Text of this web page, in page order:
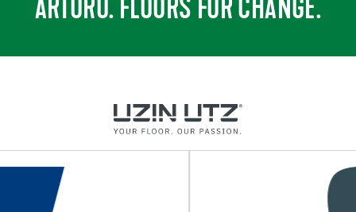
ARTURO. FLOORS FOR CHANGE.